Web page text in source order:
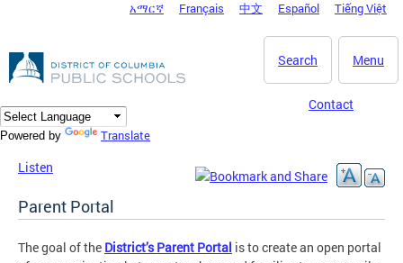
DC Agency Top Menu
አማርኛ Français 中文 Español Tiếng Việt
Menu
Search
Contact
Powered by Translate
Listen
Parent Portal
The goal of the District’s Parent Portal is to create an open portal